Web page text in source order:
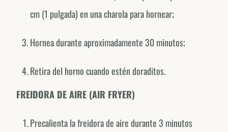
cm (1 pulgada) en una charola para hornear;
Hornea durante aproximadamente 30 minutos;
Retira del horno cuando estén doraditos.
FREIDORA DE AIRE (AIR FRYER)
Precalienta la freidora de aire durante 3 minutos
Forno de Minas around the world.
@fornodeminascanada
@fornodeminasusa